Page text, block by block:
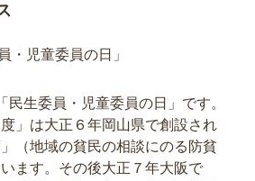
・児童委員の日」
民生委員・児童委員の日」です。
度」は大正６年岡山県で創設され
（地域の貧民の相談にのる防貧
ます。その後大正７年大阪で